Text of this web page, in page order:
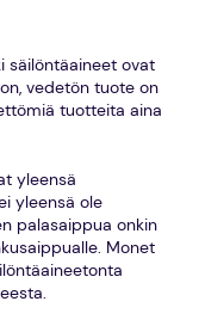
säilöntäaineet ovat
vedetön tuote on
tuotteita aina
yleensä
yleensä ole
palasaippua onkin
Monet